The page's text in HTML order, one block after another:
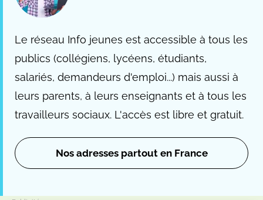
Le réseau Info jeunes est accessible à tous les
publics (collégiens, lycéens, étudiants,
salariés, demandeurs d'emploi...) mais aussi à
leurs parents, à leurs enseignants et à tous les
travailleurs sociaux. L'accès est libre et gratuit.
Nos adresses partout en France